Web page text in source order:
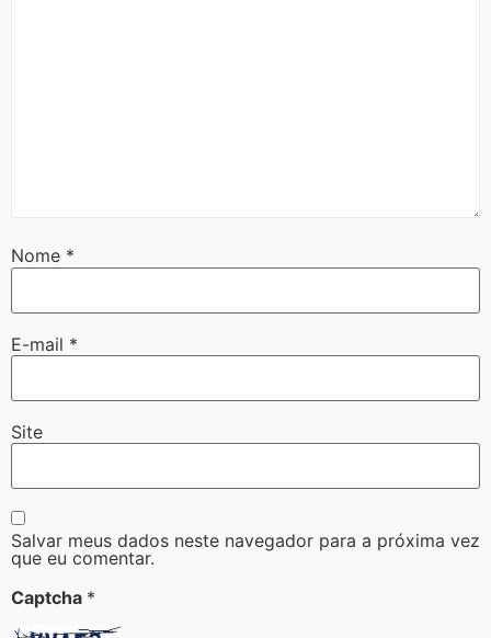
Nome *
E-mail *
Site
Salvar meus dados neste navegador para a próxima vez
que eu comentar.
Captcha *